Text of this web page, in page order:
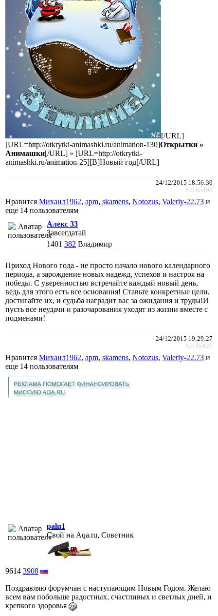
[/URL]
[URL=http://otkrytki-animashki.ru/animation-130]Открытки »
Анимашки[/URL] » [URL=http://otkrytki-
animashki.ru/animation-25][B]Новый год[/URL]
24/12/2015 18:56:30
#2165408
Нравится Михаил1962, apm, skamens, Notozus, Valeriy-22.73 и
еще 14 пользователям
Алекс 33
Завсегдатай
1401 382 Владимир
Приход Нового года - не просто начало нового календарного
периода, а зарождение новых надежд, успехов и настроя на
победы. С уверенностью встречайте каждый новый день,
ведь для этого есть все основания! Ставьте конкретные цели,
достигайте их, и судьба наградит вас за ожидания и труды!И
пусть все неудачи и разочарования уходят из жизни вместе с
подменами!
24/12/2015 19:29:27
#2165420
Нравится Михаил1962, apm, skamens, Notozus, Valeriy-22.73 и
еще 14 пользователям
paln1
Свой на Aqa.ru, Советник
9614 3908
Поздравляю форумчан с наступающим Новым Годом. Желаю
всем вам побольше радостных, счастливых и светлых дней, и
крепкого здоровья